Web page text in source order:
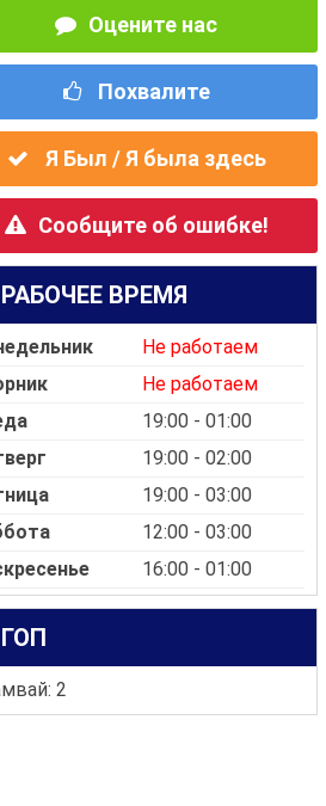
Оцените нас
Похвалите
Я Был / Я была здесь
Сообщите об ошибке!
РАБОЧЕЕ ВРЕМЯ
Не работаем
Не работаем
19:00 - 01:00
19:00 - 02:00
19:00 - 03:00
12:00 - 03:00
16:00 - 01:00
ГОП
2